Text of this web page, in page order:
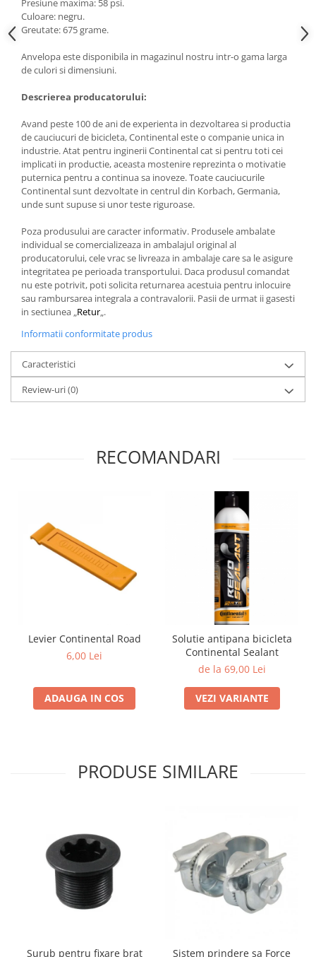
Presiune maxima: 58 psi.
Culoare: negru.
Greutate: 675 grame.
Anvelopa este disponibila in magazinul nostru intr-o gama larga
de culori si dimensiuni.
Descrierea producatorului:
Avand peste 100 de ani de experienta in dezvoltarea si productia
de cauciucuri de bicicleta, Continental este o companie unica in
industrie. Atat pentru inginerii Continental cat si pentru toti cei
implicati in productie, aceasta mostenire reprezinta o motivatie
puternica pentru a continua sa inoveze. Toate cauciucurile
Continental sunt dezvoltate in centrul din Korbach, Germania,
unde sunt supuse si unor teste riguroase.
Poza produsului are caracter informativ. Produsele ambalate
individual se comercializeaza in ambalajul original al
producatorului, cele vrac se livreaza in ambalaje care sa le asigure
integritatea pe perioada transportului. Daca produsul comandat
nu este potrivit, poti solicita returnarea acestuia pentru inlocuire
sau rambursarea integrala a contravalorii. Pasii de urmat ii gasesti
in sectiunea „Retur„.
Informatii conformitate produs
Caracteristici
Review-uri(0)
RECOMANDARI
Levier Continental Road
6,00 Lei
ADAUGA IN COS
Solutie antipana bicicleta
Continental Sealant
de la 69,00 Lei
VEZI VARIANTE
PRODUSE SIMILARE
Surub pentru fixare brat
Sistem prindere sa Force